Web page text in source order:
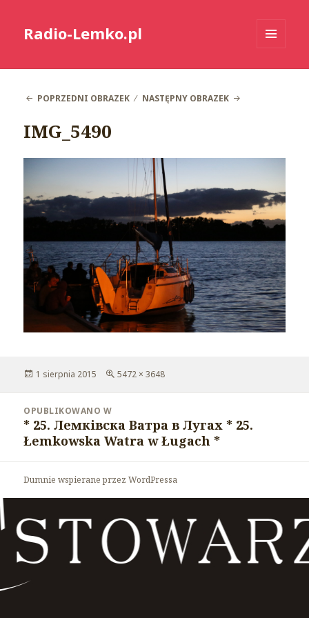
Radio-Lemko.pl
POPRZEDNI OBRAZEK
NASTĘPNY OBRAZEK
IMG_5490
Opublikowano
1 sierpnia 2015
Pełny
5472 × 3648
wpisu
OPUBLIKOWANO W
* 25. Лемківска Ватра в Лугах * 25.
Łemkowska Watra w Ługach *
Dumnie wspierane przez WordPressa